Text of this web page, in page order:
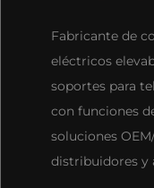
Fabricante de
eléctricos
soportes para
con funciones
soluciones
distribuidores y